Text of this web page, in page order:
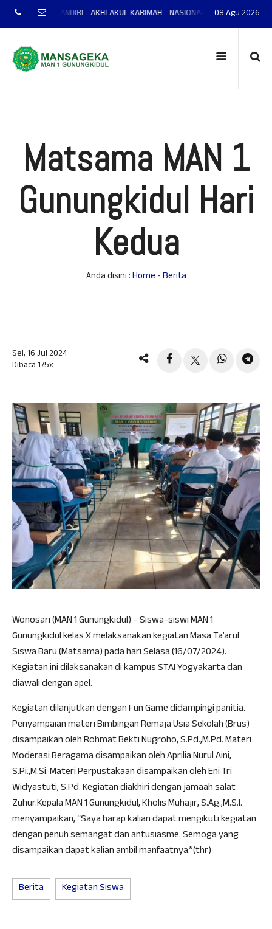
- MANDIRI - AKHLAKUL KARIMAH - NASIONALIS - TERAMPIL - ADAPTIF
08 Agu 2026
Matsama MAN 1
Gunungkidul Hari
Kedua
Anda disini :Home -Berita
Sel, 16 Jul 2024
Dibaca 175x
Wonosari (MAN 1 Gunungkidul) – Siswa-siswi MAN 1
Gunungkidul kelas X melaksanakan kegiatan Masa Ta’aruf
Siswa Baru (Matsama) pada hari Selasa (16/07/2024).
Kegiatan ini dilaksanakan di kampus STAI Yogyakarta dan
diawali dengan apel.
Kegiatan dilanjutkan dengan Fun Game didampingi panitia.
Penyampaian materi Bimbingan Remaja Usia Sekolah (Brus)
disampaikan oleh Rohmat Bekti Nugroho, S.Pd.,M.Pd. Materi
Moderasi Beragama disampaikan oleh Aprilia Nurul Aini,
S.Pi.,M.Si. Materi Perpustakaan disampaikan oleh Eni Tri
Widyastuti, S.Pd. Kegiatan diakhiri dengan jamaah salat
Zuhur.Kepala MAN 1 Gunungkidul, Kholis Muhajir, S.Ag.,M.S.I.
menyampaikan, “Saya harap kalian dapat mengikuti kegiatan
dengan penuh semangat dan antusiasme. Semoga yang
disampaikan dapat kalian ambil manfaatnya.”(thr)
Berita Kegiatan Siswa